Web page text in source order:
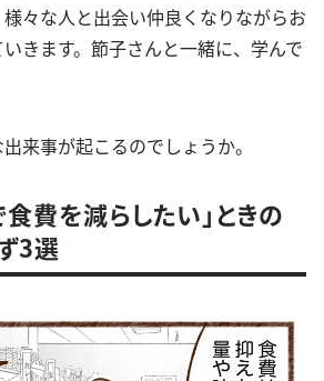
々な人と出会い仲良くなりながらお
きます。節子さんと一緒に、学んで
来事が起こるのでしょうか。
費を減らしたい」ときの
3選